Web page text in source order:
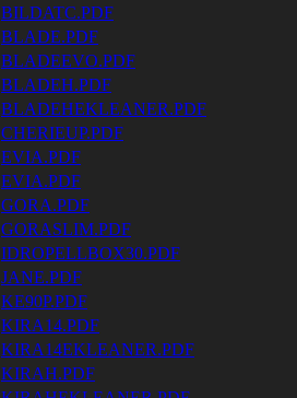
BILDATC.PDF
BLADE.PDF
BLADEEVO.PDF
BLADEH.PDF
BLADEHEKLEANER.PDF
CHERIEUP.PDF
EVIA.PDF
EVIA.PDF
GORA.PDF
GORASLIM.PDF
IDROPELLBOX30.PDF
JANE.PDF
KE90P.PDF
KIRA14.PDF
KIRA14EKLEANER.PDF
KIRAH.PDF